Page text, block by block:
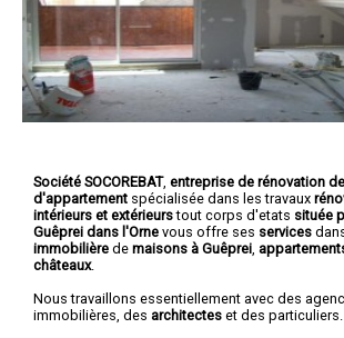
Société SOCOREBAT, entreprise de rénovation
d'appartement spécialisée dans les travaux
intérieurs et extérieurstout corps d'etats située
Guêprei dans l'Orne vous offre ses services
immobilière de maisons à Guêprei
châteaux.
Nous travaillons essentiellement avec des
immobilières, des architectes et des particuliers.